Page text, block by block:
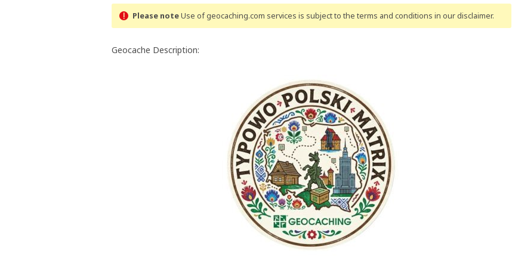
Please noteUse of geocaching.com services is subject to the terms and conditions in our disclaimer.
Geocache Description: